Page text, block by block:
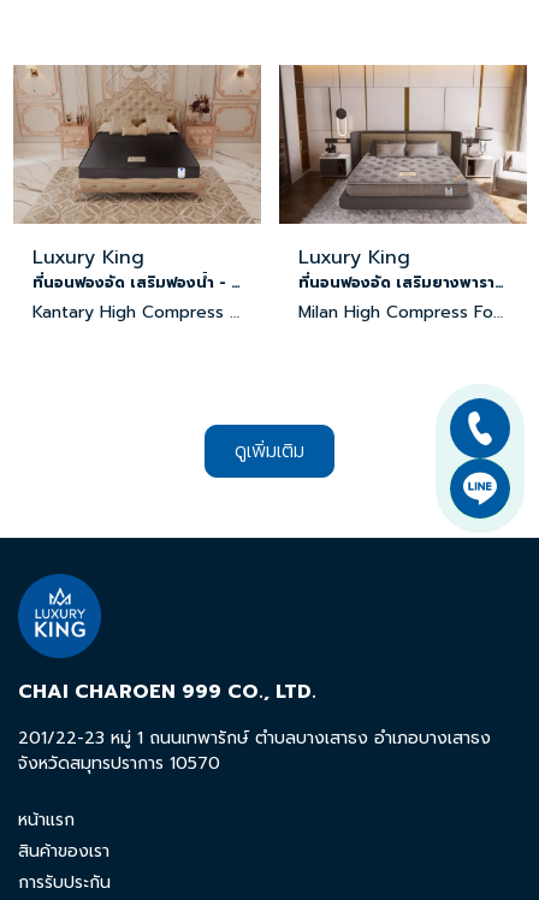
Luxury King
ที่นอนฟองอัด เสริมฟองน้ำ - หนัง PVC
Kantary High Compress Foam Mattress
Luxury King
ที่นอนฟองอัด เสริมยางพารา - ผ้าขนมิ้ง
Milan High Compress Foam Mattress
ดูเพิ่มเติม
CHAI CHAROEN 999 CO., LTD.
201/22-23 หมู่ 1 ถนนเทพารักษ์ ตำบลบางเสาธง อำเภอบางเสาธง
จังหวัดสมุทรปราการ 10570
หน้าแรก
สินค้าของเรา
การรับประกัน